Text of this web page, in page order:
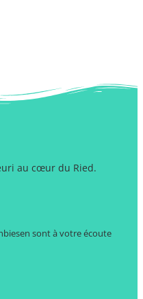
au cœur du Ried.
sont à votre écoute